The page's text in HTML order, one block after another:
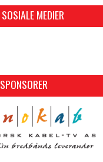
SOSIALE MEDIER
SPONSORER